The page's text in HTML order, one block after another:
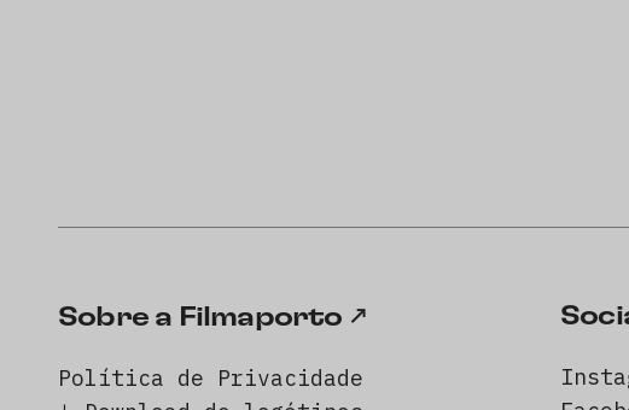
Sobre a Filmaporto
Política de Privacidade